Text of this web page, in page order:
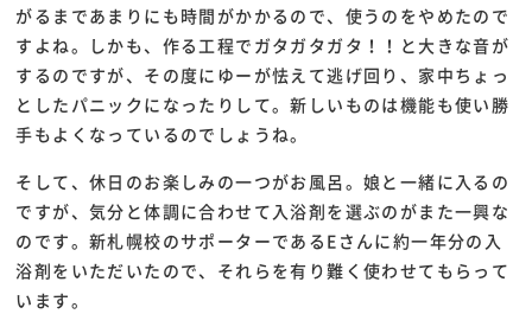
がるまであまりにも時間がかかるので、使うのをやめたので
すよね。しかも、作る工程でガタガタガタ！！と大きな音が
するのですが、その度にゆーが怯えて逃げ回り、家中ちょっ
としたパニックになったりして。新しいものは機能も使い勝
手もよくなっているのでしょうね。
そして、休日のお楽しみの一つがお風呂。娘と一緒に入るの
ですが、気分と体調に合わせて入浴剤を選ぶのがまた一興な
のです。新札幌校のサポーターであるEさんに約一年分の入
浴剤をいただいたので、それらを有り難く使わせてもらって
います。